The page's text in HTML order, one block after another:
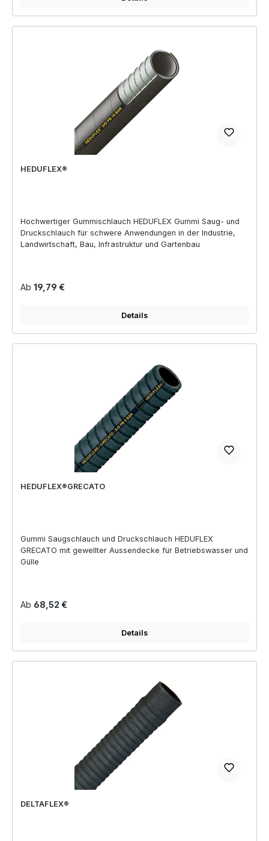
HEDUFLEX®
Hochwertiger Gummischlauch HEDUFLEX Gummi Saug- und
Druckschlauch für schwere Anwendungen in der Industrie,
Landwirtschaft, Bau, Infrastruktur und Gartenbau
Regulärer Preis:
Ab 19,79 €
Details
HEDUFLEX®GRECATO
Gummi Saugschlauch und Druckschlauch HEDUFLEX
GRECATO mit gewellter Aussendecke für Betriebswasser und
Gülle
Regulärer Preis:
Ab 68,52 €
Details
DELTAFLEX®